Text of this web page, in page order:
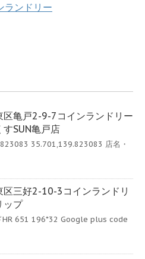
ランドリー
区亀戸2-9-7コインランドリー
SUN亀戸店
35.701,139.823083 店名・
区三好2-10-3コインランドリ
ップ
HR 651 196*32 Google plus code